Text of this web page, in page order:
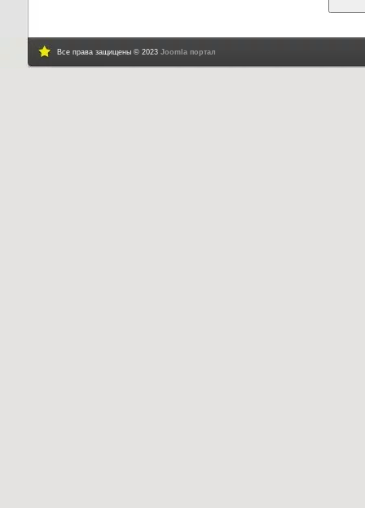
Все права защищены © 2023 Joomla портал